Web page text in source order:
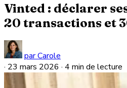
Vinted : déclarer
20 transactions et
par Carole
· 23 mars 2026 · 4 min de lecture